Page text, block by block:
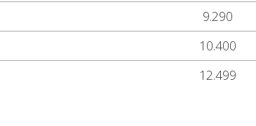
9.290
10.400
12.499